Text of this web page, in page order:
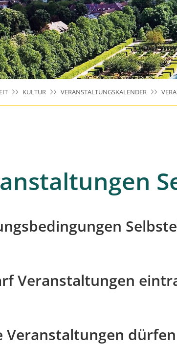
KULTUR VERANSTALTUNGSKALENDER
Veranstaltungen
Veranstaltungen